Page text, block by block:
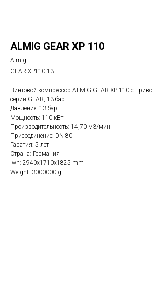
ALMIG GEAR XP 110
Almig
GEAR-XP110-13
Винтовой компрессор ALMIG GEAR XP 110 с
серии GEAR, 13 бар
Давление: 13 бар
Мощность: 110 кВт
Производительность: 14,70 м3/мин
Присоединение: DN 80
Гаратия: 5 лет
Страна: Германия
lwh: 2940x1710x1825 mm
Weight: 3000000 g